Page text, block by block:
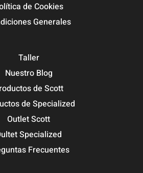
de Cookies
Generales
Taller
Nuestro Blog
de Scott
de Specialized
Outlet Scott
Specialized
Frecuentes